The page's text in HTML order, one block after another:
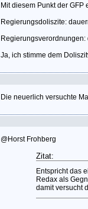
Mit diesem Punkt der
Regierungsdoliszite:
Ja, ich stimme dem
Die neuerlich versuchte
@Horst Frohberg
Zitat:
Entspricht das
Redax als
damit versucht